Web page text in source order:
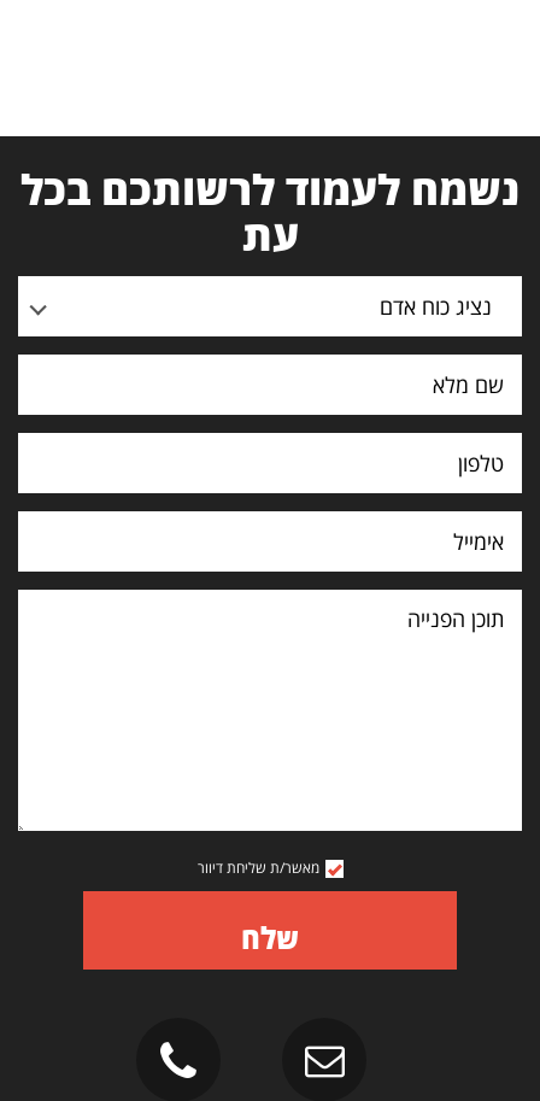
נשמח לעמוד לרשותכם בכל
עת
נציג כוח אדם
תוכן
הפנייה
מאשר/ת שליחת דיוור
שלח